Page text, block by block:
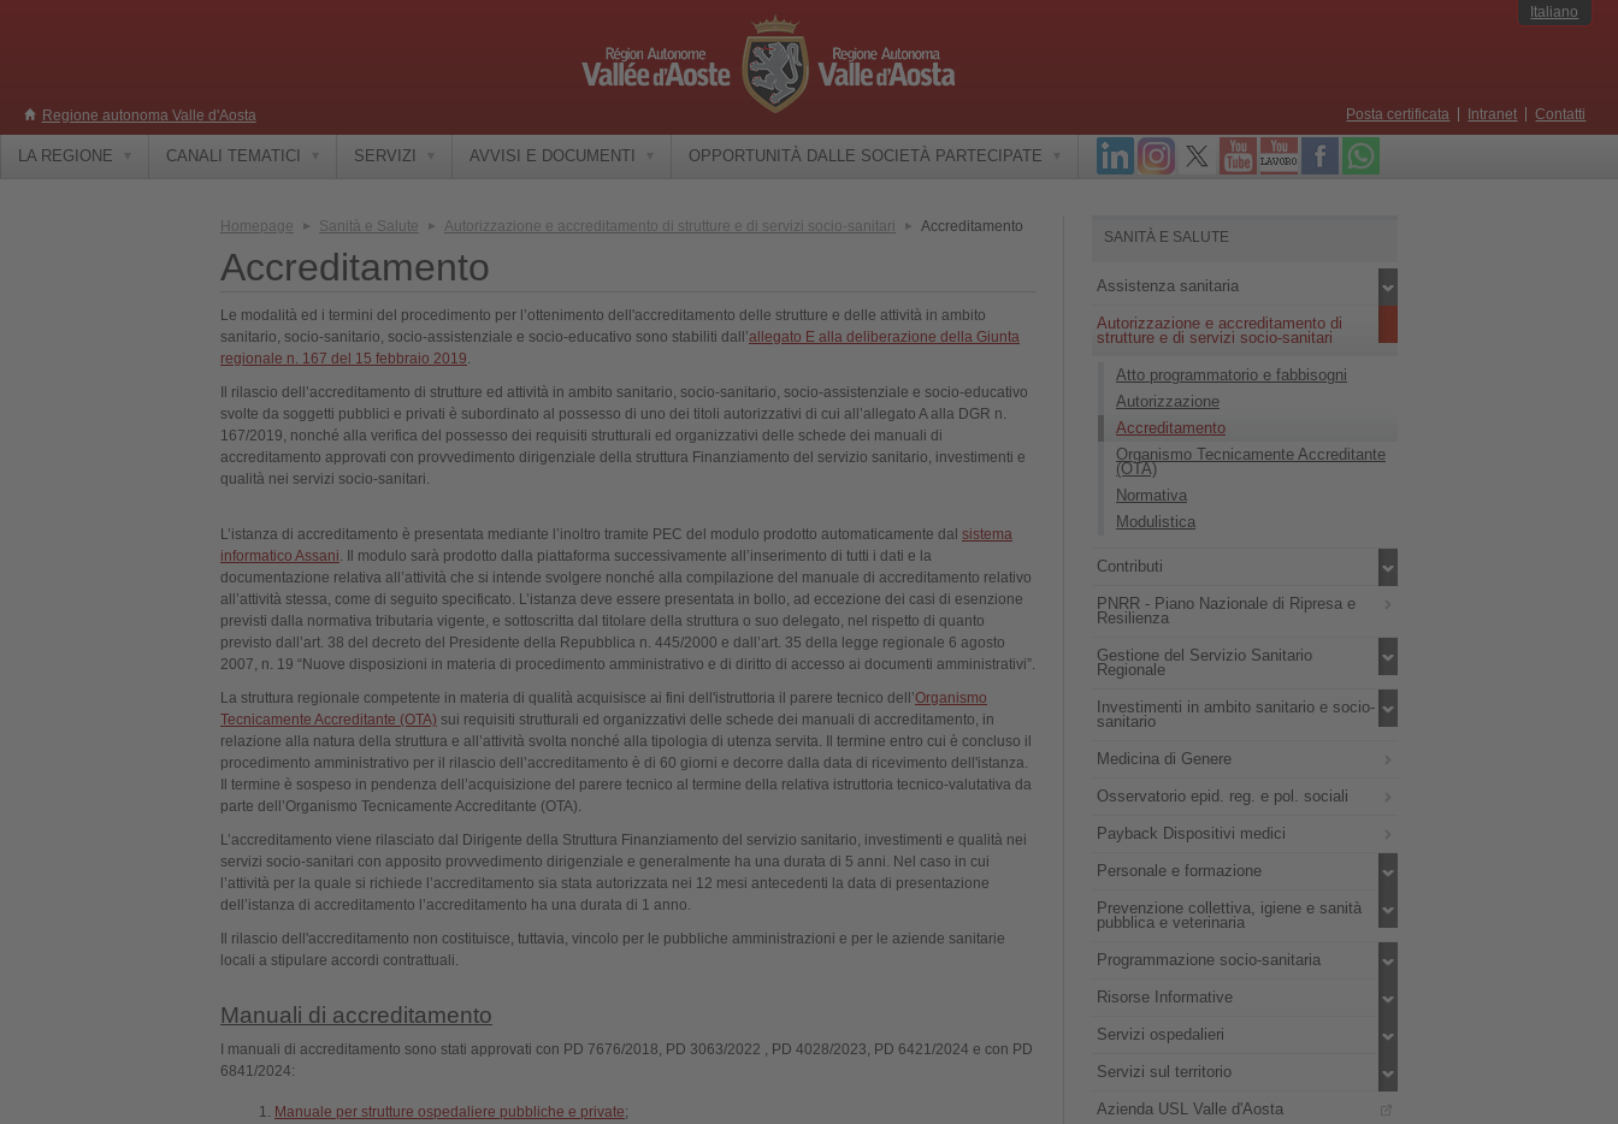
Regione autonoma Valle d'Aosta
Italiano
Posta certificata Intranet Contatti
LA REGIONE CANALI TEMATICI SERVIZI AVVISI E DOCUMENTI OPPORTUNITÀ DALLE SOCIETÀ PARTECIPATE
Homepage Sanità e Salute Autorizzazione e accreditamento di strutture e di servizi socio-sanitari Accreditamento
Accreditamento
Le modalità ed i termini del procedimento per l’ottenimento dell'accreditamento delle strutture e delle attività in ambito
sanitario, socio-sanitario, socio-assistenziale e socio-educativo sono stabiliti dall’allegato E alla deliberazione della Giunta
regionale n. 167 del 15 febbraio 2019.
Il rilascio dell’accreditamento di strutture ed attività in ambito sanitario, socio-sanitario, socio-assistenziale e socio-educativo
svolte da soggetti pubblici e privati è subordinato al possesso di uno dei titoli autorizzativi di cui all’allegato A alla DGR n.
167/2019, nonché alla verifica del possesso dei requisiti strutturali ed organizzativi delle schede dei manuali di
accreditamento approvati con provvedimento dirigenziale della struttura Finanziamento del servizio sanitario, investimenti e
qualità nei servizi socio-sanitari.
L’istanza di accreditamento è presentata mediante l’inoltro tramite PEC del modulo prodotto automaticamente dal sistema
informatico Assani. Il modulo sarà prodotto dalla piattaforma successivamente all’inserimento di tutti i dati e la
documentazione relativa all’attività che si intende svolgere nonché alla compilazione del manuale di accreditamento relativo
all’attività stessa, come di seguito specificato. L’istanza deve essere presentata in bollo, ad eccezione dei casi di esenzione
previsti dalla normativa tributaria vigente, e sottoscritta dal titolare della struttura o suo delegato, nel rispetto di quanto
previsto dall’art. 38 del decreto del Presidente della Repubblica n. 445/2000 e dall’art. 35 della legge regionale 6 agosto
2007, n. 19 “Nuove disposizioni in materia di procedimento amministrativo e di diritto di accesso ai documenti amministrativi”.
La struttura regionale competente in materia di qualità acquisisce ai fini dell'istruttoria il parere tecnico dell’Organismo
Tecnicamente Accreditante (OTA) sui requisiti strutturali ed organizzativi delle schede dei manuali di accreditamento, in
relazione alla natura della struttura e all’attività svolta nonché alla tipologia di utenza servita. Il termine entro cui è concluso il
procedimento amministrativo per il rilascio dell’accreditamento è di 60 giorni e decorre dalla data di ricevimento dell'istanza.
Il termine è sospeso in pendenza dell’acquisizione del parere tecnico al termine della relativa istruttoria tecnico-valutativa da
parte dell’Organismo Tecnicamente Accreditante (OTA).
L’accreditamento viene rilasciato dal Dirigente della Struttura Finanziamento del servizio sanitario, investimenti e qualità nei
servizi socio-sanitari con apposito provvedimento dirigenziale e generalmente ha una durata di 5 anni. Nel caso in cui
l’attività per la quale si richiede l’accreditamento sia stata autorizzata nei 12 mesi antecedenti la data di presentazione
dell’istanza di accreditamento l’accreditamento ha una durata di 1 anno.
Il rilascio dell'accreditamento non costituisce, tuttavia, vincolo per le pubbliche amministrazioni e per le aziende sanitarie
locali a stipulare accordi contrattuali.
Manuali di accreditamento
I manuali di accreditamento sono stati approvati con PD 7676/2018, PD 3063/2022 , PD 4028/2023, PD 6421/2024 e con PD
6841/2024:
Manuale per strutture ospedaliere pubbliche e private;
SANITÀ E SALUTE
Assistenza sanitaria
Autorizzazione e accreditamento di
strutture e di servizi socio-sanitari
Atto programmatorio e fabbisogni
Autorizzazione
Accreditamento
Organismo Tecnicamente Accreditante
(OTA)
Normativa
Modulistica
Contributi
PNRR - Piano Nazionale di Ripresa e
Resilienza
Gestione del Servizio Sanitario
Regionale
Investimenti in ambito sanitario e socio-
sanitario
Medicina di Genere
Osservatorio epid. reg. e pol. sociali
Payback Dispositivi medici
Personale e formazione
Prevenzione collettiva, igiene e sanità
pubblica e veterinaria
Programmazione socio-sanitaria
Risorse Informative
Servizi ospedalieri
Servizi sul territorio
Azienda USL Valle d'Aosta